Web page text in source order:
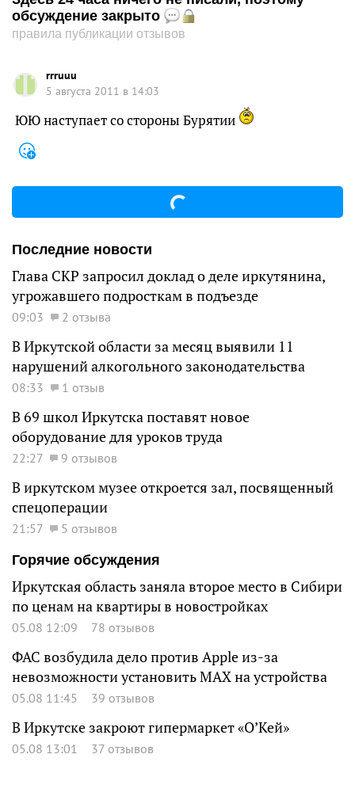
обсуждение закрыто
правила публикации отзывов
rrruuu
5 августа 2011 в 14:03
ЮЮ наступает со стороны Бурятии
Последние новости
Глава СКР запросил доклад о деле иркутянина,
угрожавшего подросткам в подъезде
09:03 2 отзыва
В Иркутской области за месяц выявили 11
нарушений алкогольного законодательства
08:33 1 отзыв
В 69 школ Иркутска поставят новое
оборудование для уроков труда
22:27 9 отзывов
В иркутском музее откроется зал, посвященный
спецоперации
21:57
5 отзывов
Горячие обсуждения
Иркутская область заняла второе место в Сибири
по ценам на квартиры в новостройках
05.08 12:09 78 отзывов
ФАС возбудила дело против Apple из-за
невозможности установить MAX на устройства
05.08 11:45 39 отзывов
В Иркутске закроют гипермаркет «О’Кей»
05.08 13:01 37 отзывов